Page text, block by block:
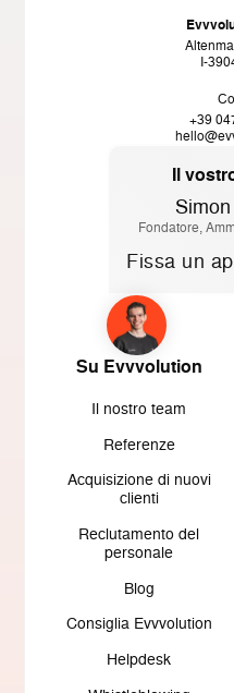
I-
+39
Il
Fondatore,
Fissa un
Su Evvvolution
Il nostro team
Referenze
Acquisizione di nuovi
clienti
Reclutamento del
personale
Blog
Consiglia Evvvolution
Helpdesk